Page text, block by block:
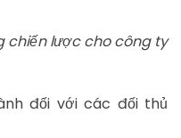
chiến lược cho công ty
đối với các đối thủ